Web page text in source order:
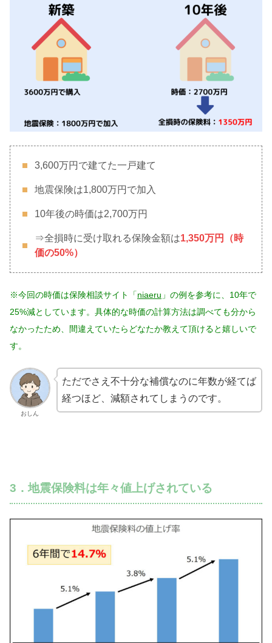
3,600万円で建てた一戸建て
地震保険は1,800万円で加入
10年後の時価は2,700万円
⇒全損時に受け取れる保険金額は1,350万円（時
価の50%）
※今回の時価は保険相談サイト「niaeru 」の例を参考に、10年で
25%減としています。具体的な時価の計算方法は調べても分から
なかったため、間違えていたらどなたか教えて頂けると嬉しいで
す。
おしん
ただでさえ不十分な補償なのに年数が経てば
経つほど、減額されてしまうのです。
3．地震保険料は年々値上げされている